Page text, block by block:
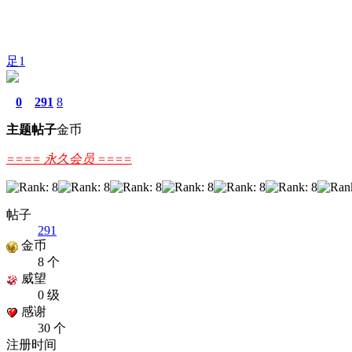
足1
0
主题
291
帖子
8
金币
==== 永久会员 ====
帖子
291
金币
8 个
威望
0 级
感谢
30 个
注册时间